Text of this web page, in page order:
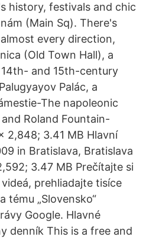
history, festivals and chic
(Main Sq). There's
every direction,
(Old Town Hall), a
and 15th-century
Palác, a
The napoleonic
Roland Fountain-
2,848; 3.41 MB Hlavní
in Bratislava, Bratislava
3.47 MB Prečítajte si
prehliadajte tisíce
tému „Slovensko“
Google. Hlavné
denník This is a free and